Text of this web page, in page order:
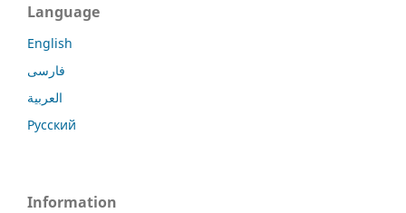
Language
English
فارسی
العربية
Русский
Information